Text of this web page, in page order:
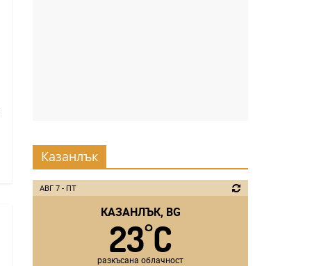
Казанлък
АВГ 7 - ПТ
КАЗАНЛЪК, BG
23°C
разкъсана облачност